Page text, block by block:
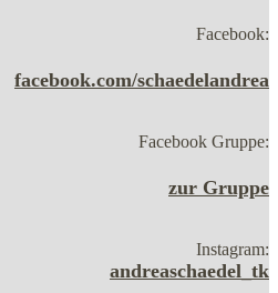
Facebook:
facebook.com/schaedelandrea
Facebook Gruppe:
zur Gruppe
Instagram:
andreaschaedel_tk